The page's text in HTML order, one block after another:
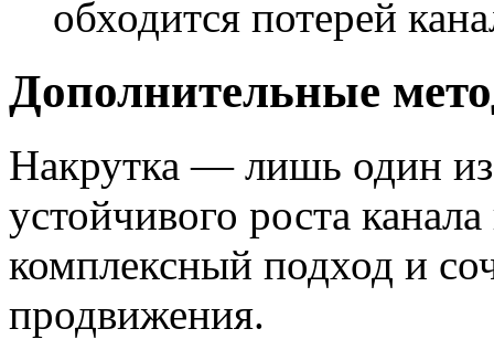
обходится потерей
Дополнительные
Накрутка — лишь один
устойчивого роста
комплексный подход и
продвижения.